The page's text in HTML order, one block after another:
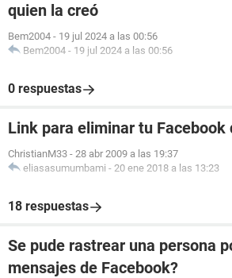
quien la creó
Bem2004 - 19 jul 2024 a las 00:56
Bem2004 - 19 jul 2024 a las 00:56
0 respuestas
Link para eliminar tu
ChristianM33 - 28 abr 2009 a las 19:37
eliasasumumbami - 20 ene 2018 a las 13:23
18 respuestas
Se pude rastrear una persona
mensajes de Facebook?